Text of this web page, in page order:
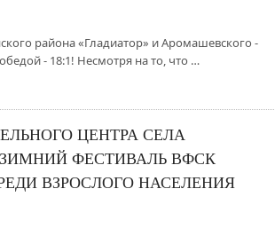
района «Гладиатор» и Аромашевского -
- 18:1! Несмотря на то, что …
ЦЕНТРА СЕЛА
ФЕСТИВАЛЬ ВФСК
ВЗРОСЛОГО НАСЕЛЕНИЯ